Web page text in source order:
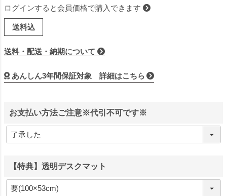
ログインすると会員価格で購入できます
送料込
送料・配送・納期について
あんしん3年間保証対象 詳細はこちら
お支払い方法ご注意※代引不可です※
【特典】透明デスクマット